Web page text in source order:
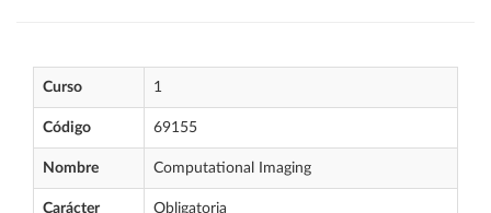
Curso 1
Código 69155
Nombre Computational Imaging
Carácter Obligatoria